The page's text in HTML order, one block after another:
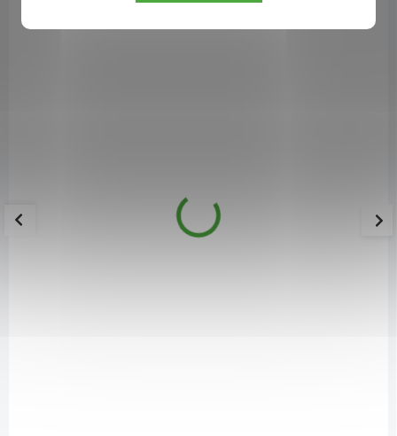
LIPO-C ASKOR FORTE obsahuje přírodní vitamin C